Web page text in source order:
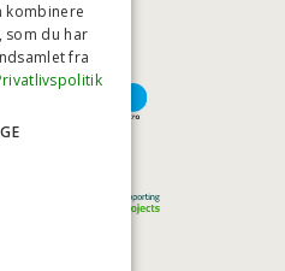
kombinere
som du har
fra